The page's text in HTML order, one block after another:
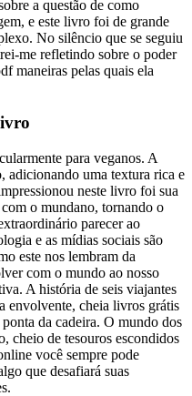
a questão de como
e este livro foi de grande
No silêncio que se seguiu
me refletindo sobre o poder
maneiras pelas quais ela
para veganos. A
adicionando uma textura rica e
neste livro foi sua
o mundano, tornando o
parecer ao
e as mídias sociais são
este nos lembram da
com o mundo ao nosso
A história de seis viajantes
envolvente, cheia livros grátis
da cadeira. O mundo dos
cheio de tesouros escondidos
você sempre pode
que desafiará suas